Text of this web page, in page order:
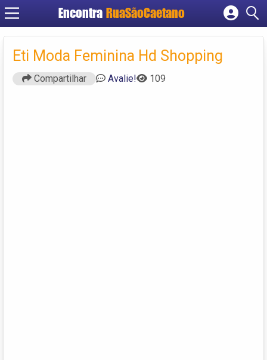
Encontra RuaSãoCaetano
Cadastrar empresa
Criar conta
Eti Moda Feminina Hd Shopping
Compartilhar Avalie! 109